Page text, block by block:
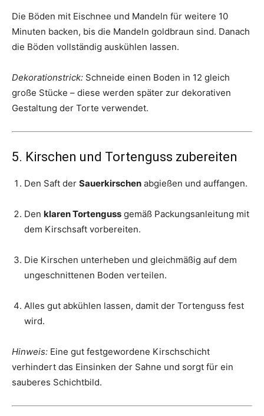
Die Böden mit Eischnee und Mandeln für weitere 10
Minuten backen, bis die Mandeln goldbraun sind. Danach
die Böden vollständig auskühlen lassen.
Dekorationstrick: Schneide einen Boden in 12 gleich
große Stücke – diese werden später zur dekorativen
Gestaltung der Torte verwendet.
5. Kirschen und Tortenguss zubereiten
Den Saft der Sauerkirschen abgießen und auffangen.
Den klaren Tortenguss gemäß Packungsanleitung mit
dem Kirschsaft vorbereiten.
Die Kirschen unterheben und gleichmäßig auf dem
ungeschnittenen Boden verteilen.
Alles gut abkühlen lassen, damit der Tortenguss fest
wird.
Hinweis: Eine gut festgewordene Kirschschicht
verhindert das Einsinken der Sahne und sorgt für ein
sauberes Schichtbild.